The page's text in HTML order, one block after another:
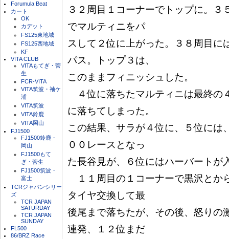
Forumula Beat
カート
OK
カデット
FS125東地域
FS125西地域
KF
VITA CLUB
VITAもてぎ・菅
生
FCR-VITA
VITA筑波・袖ケ
浦
VITA筑波
VITA鈴鹿
VITA岡山
FJ1500
FJ1500鈴鹿・
岡山
FJ1500もて
ぎ・菅生
FJ1500筑波・
富士
TCRジャパンシリー
ズ
TCR JAPAN
SATURDAY
TCR JAPAN
SUNDAY
FL500
86/BRZ Race
３２周目１コーナーでトップに。３
でマルティニをパ
スして２位に上がった。３８周目に
パス。トップ３は、
このままフィニッシュした。
４位に落ちたマルティニは最終の
に落ちてしまった。
この結果、サラが４位に、５位には
００レースとなっ
た長谷見が、６位にはハーバートが
１１周目の１コーナーで黒沢とか
タイヤ交換して最
後尾まで落ちたが、その後、怒りの
連発、１２位まだ